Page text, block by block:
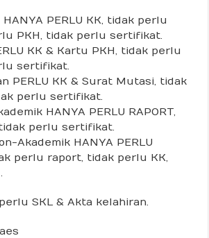
PERLU KK, tidak perlu
PKH, tidak perlu sertifikat.
KK & Kartu PKH, tidak perlu
sertifikat.
PERLU KK & Surat Mutasi, tidak
perlu sertifikat.
HANYA PERLU RAPORT,
perlu sertifikat.
Akademik HANYA PERLU
perlu raport, tidak perlu KK,
SKL & Akta kelahiran.